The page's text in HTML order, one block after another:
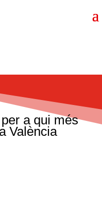
a qui més
València